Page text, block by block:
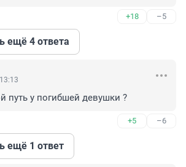
+18 –5
ещё 4 ответа
путь у погибшей девушки ?
+5 –6
ещё 1 ответ